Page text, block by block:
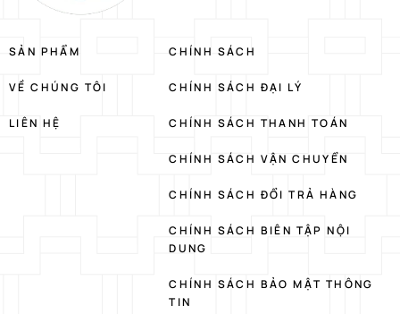
SẢN PHẨM
VỀ CHÚNG TÔI
LIÊN HỆ
CHÍNH SÁCH
CHÍNH SÁCH ĐẠI LÝ
CHÍNH SÁCH THANH TOÁN
CHÍNH SÁCH VẬN CHUYỂN
CHÍNH SÁCH ĐỔI TRẢ HÀNG
CHÍNH SÁCH BIÊN TẬP NỘI
DUNG
CHÍNH SÁCH BẢO MẬT THÔNG
TIN